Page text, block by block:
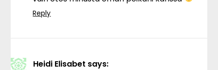
Reply
Heidi Elisabet says: